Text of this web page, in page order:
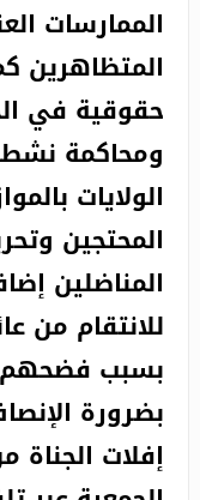
الممارسات
المتظاهرين
حقوقية في
ومحاكمة
الولايات
المحتجين
المناضلين
للانتقام من
بسبب
بضرورة
إفلات